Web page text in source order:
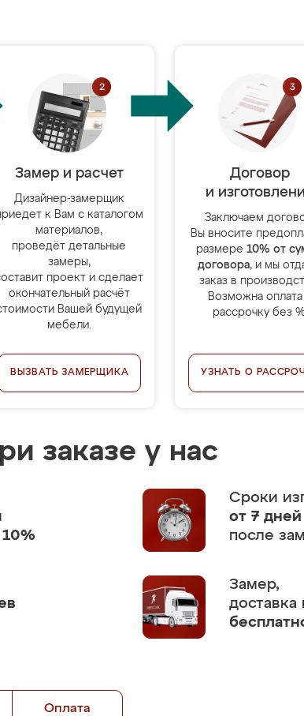
Замер и расчет
Дизайнер-замерщик
к Вам с каталогом
материалов,
проведёт детальные
замеры,
проект и сделает
окончательный расчёт
Вашей будущей
мебели.
ВЫЗВАТЬ ЗАМЕРЩИКА
Договор
и
Заключаем
Вы вносите
размере 10% от
договора, и мы
заказ в
Возможна оплата
рассрочку без
УЗНАТЬ О
заказе у нас
10%
Сроки
от 7 дней
после
Замер,
Оплата